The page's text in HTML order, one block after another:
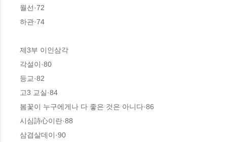
월선·72
하관·74
제3부 이인삼각
각설이·80
등교·82
고3 교실·84
봄꽃이 누구에게나 다 좋은 것은 아니다·86
시심詩心이란·88
삼겹살데이·90